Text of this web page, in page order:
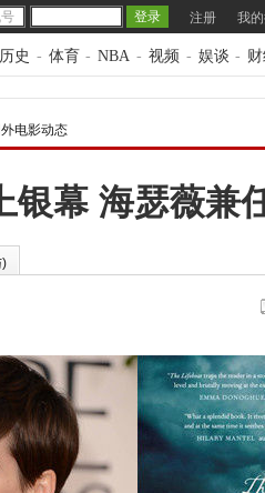
注册 我
历史 - 体育 - NBA - 视频 - 娱谈 -
外电影动态
银幕 海瑟薇兼
)